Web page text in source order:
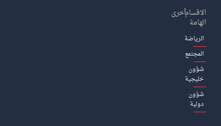
الاقسام
الهامة
الرياضة
المجتمع
شؤون
خليجية
شؤون
دولية
أخرى